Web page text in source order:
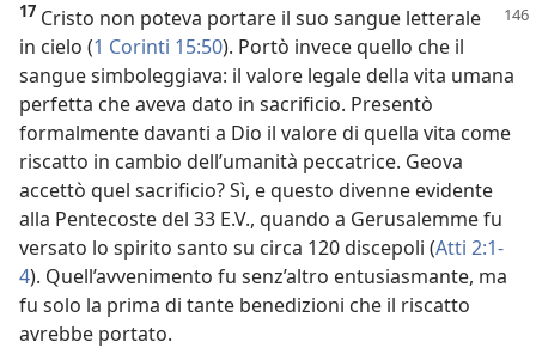
17 Cristo non poteva portare il suo sangue letterale
in cielo (1 Corinti 15:50). Portò invece quello che il
sangue simboleggiava: il valore legale della vita umana
perfetta che aveva dato in sacrificio. Presentò
formalmente davanti a Dio il valore di quella vita come
riscatto in cambio dell’umanità peccatrice. Geova
accettò quel sacrificio? Sì, e questo divenne evidente
alla Pentecoste del 33 E.V., quando a Gerusalemme fu
versato lo spirito santo su circa 120 discepoli (Atti 2:1-
4). Quell’avvenimento fu senz’altro entusiasmante, ma
fu solo la prima di tante benedizioni che il riscatto
avrebbe portato.